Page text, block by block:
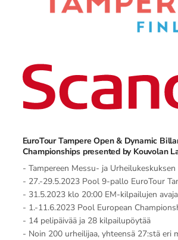
EuroTour Tampere Open & Dynamic
Championships presented by Kouvolan
- Tampereen Messu- ja
- 27.-29.5.2023 Pool 9-pallo EuroTour
- 31.5.2023 klo 20:00 EM-kilpailujen
- 1.-11.6.2023 Pool European
- 14 pelipäivää ja 28 kilpailupöytää
- Noin 200 urheilijaa, yhteensä 27:stä eri